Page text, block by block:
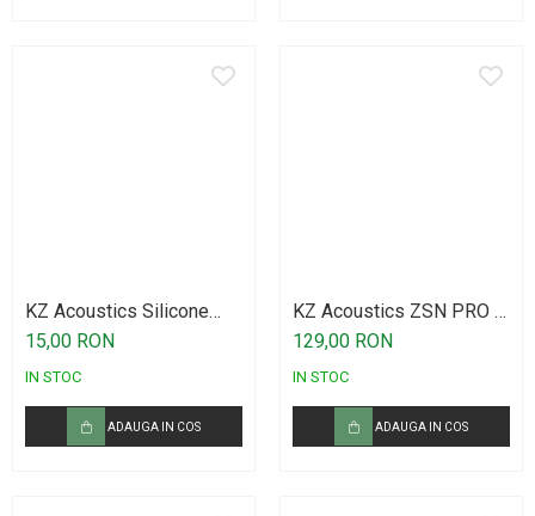
KZ Acoustics Silicone
Earplugs Set LMS
15,00 RON
IN STOC
ADAUGA IN COS
KZ Acoustics ZSN PRO X
Black
129,00 RON
IN STOC
ADAUGA IN COS